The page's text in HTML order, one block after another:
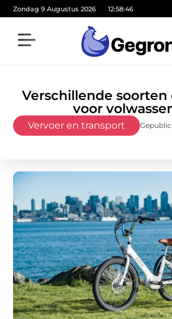
Zondag 9 Augustus 2026 12:58:48
Verschillende
voor
Vervoer en transport